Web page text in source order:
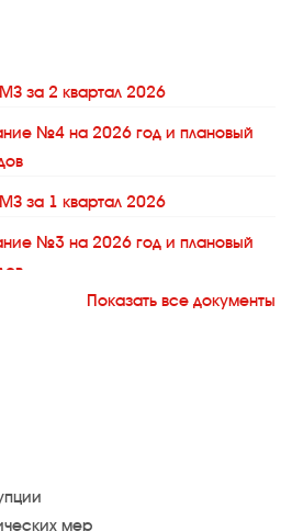
за 2 квартал 2026
№4 на 2026 год и плановый
за 1 квартал 2026
№3 на 2026 год и плановый
№2 на 2026 год и плановый
№4 на 2025 год и плановый
от 05.11.2025
за 3 квартал 2025
Показать все документы
мер